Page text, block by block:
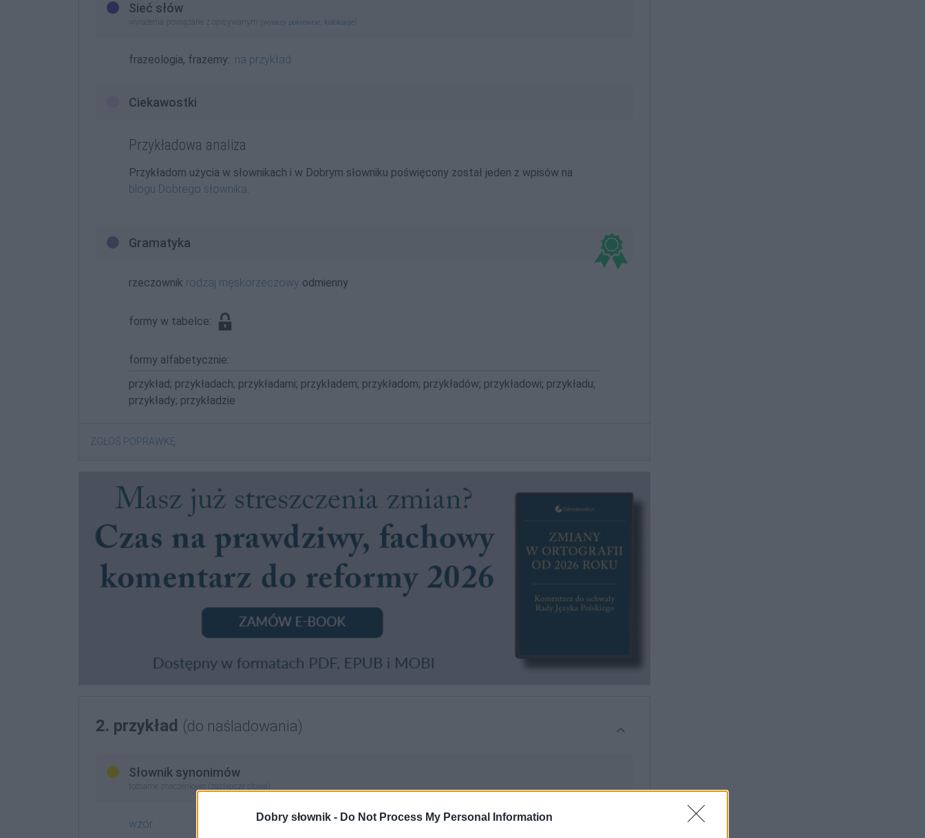
Dobry słownik - Do Not Process My Personal Information
Sieć słów
wyrażenia powiązane z opisywanym ( wyrazy pokrewne kolokacje
frazeologia, frazemy: na przykład
Ciekawostki
Przykładowa analiza
Przykładom użycia w słownikach i w Dobrym słowniku poświęcony został jeden z wpisów na
blogu Dobrego słownika.
Gramatyka
rzeczownik rodzaj męskorzeczowy odmienny
formy w tabelce:
formy alfabetycznie:
przykład; przykładach; przykładami; przykładem; przykładom; przykładów; przykładowi; przykładu;
przykłady; przykładzie
ZGŁOŚ POPRAWKĘ
2. przykład (do naśladowania)
Słownik synonimów
tożsame znaczeniowo (zastępcze słowa)
wzór